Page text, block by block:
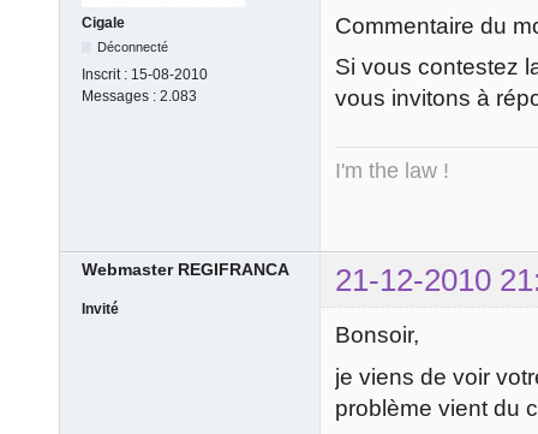
Cigale
Déconnecté
Inscrit : 15-08-2010
Messages : 2.083
Commentaire du
Si vous contestez
vous invitons à
I'm the law !
Webmaster REGIFRANCA 21-12-2010
Invité
Bonsoir,
je viens de voir
problème vient du